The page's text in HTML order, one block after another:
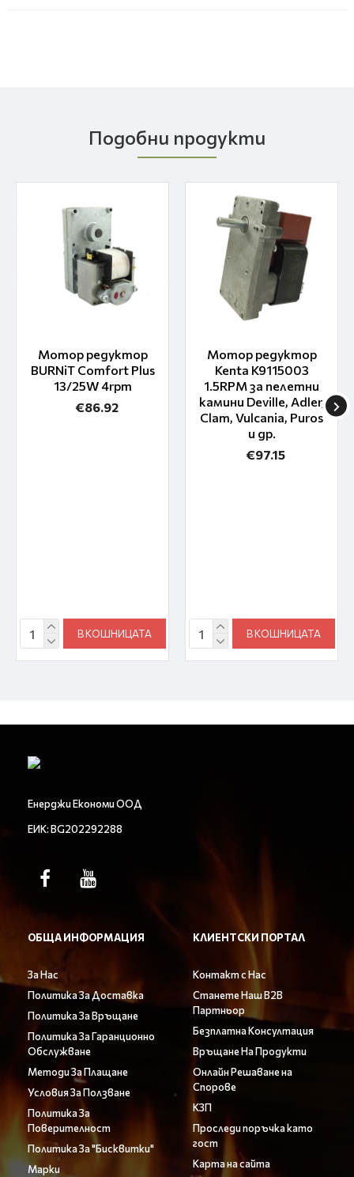
Подобни продукти
Мотор редуктор
BURNiT Comfort Plus
13/25W 4rpm
€86.92
В КОШНИЦАТА
Мотор редуктор
Kenta K9115003
1.5RPM за пелетни
камини Deville, Adler,
Clam, Vulcania, Puros
и др.
€97.15
В КОШНИЦАТА
Енерджи Економи ООД
ЕИК: BG202292288
ОБЩА ИНФОРМАЦИЯ
За Нас
Политика За Доставка
Политика За Връщане
Политика За Гаранционно
Обслужване
Методи За Плащане
Условия За Ползване
Политика За
Поверителност
Политика За "Бисквитки"
Марки
КЛИЕНТСКИ ПОРТАЛ
Контакт с Нас
Станете Наш B2B
Партньор
Безплатна Консултация
Връщане На Продукти
Онлайн Решаване на
Спорове
КЗП
Проследи поръчка като
гост
Карта на сайта